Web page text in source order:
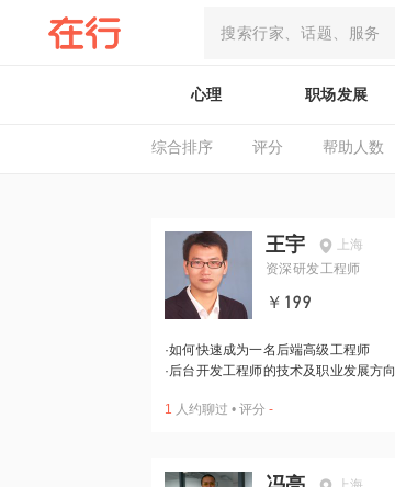
心理 职场发展
综合排序 评分 帮助人数
王宇
上海
资深研发工程师
￥199
·如何快速成为一名后端高级工程师
·后台开发工程师的技术及职业发展方向
1 人约聊过 • 评分 -